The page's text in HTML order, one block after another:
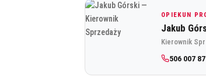
OPIEKUN
Jakub
Kierownik
506 007